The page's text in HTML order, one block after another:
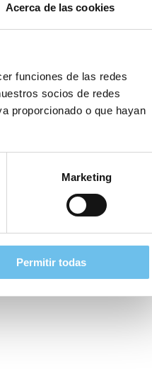
Acerca de las cookies
funciones de las redes
socios de redes
proporcionado o que hayan
Marketing
Permitir todas
estructuradas y